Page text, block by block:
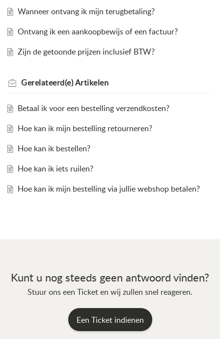
Wanneer ontvang ik mijn terugbetaling?
Ontvang ik een aankoopbewijs of een factuur?
Zijn de getoonde prijzen inclusief BTW?
Gerelateerd(e)Artikelen
Betaal ik voor een bestelling verzendkosten?
Hoe kan ik mijn bestelling retourneren?
Hoe kan ik bestellen?
Hoe kan ik iets ruilen?
Hoe kan ik mijn bestelling via jullie webshop betalen?
Kunt u nog steeds geen antwoord vinden?
Stuur ons een Ticket en wij zullen snel reageren.
Een Ticket indienen